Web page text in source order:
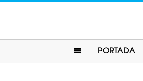
PORTADA